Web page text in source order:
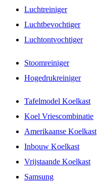
Luchtreiniger
Luchtbevochtiger
Luchtontvochtiger
Stoomreiniger
Hogedrukreiniger
Tafelmodel Koelkast
Koel Vriescombinatie
Amerikaanse Koelkast
Inbouw Koelkast
Vrijstaande Koelkast
Samsung